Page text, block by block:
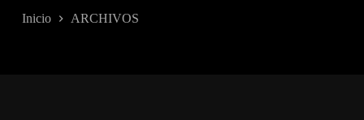
Inicio ARCHIVOS